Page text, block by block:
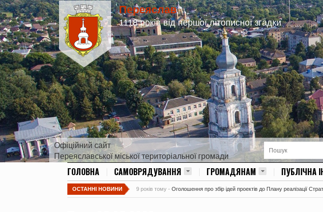
Переяслав
1118 років від першої літописної згадки
Офіційний сайт
Переяславської міської територіальної громади
ГОЛОВНА САМОВРЯДУВАННЯ ГРОМАДЯНАМ ПУБЛІЧНА
ОСТАННІ НОВИНИ 9 років тому - Оголошення про збір ідей проектів до Плану реалізації